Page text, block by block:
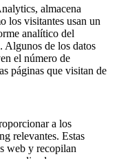
almacena
los visitantes usan un
analítico del
Algunos de los datos
el número de
páginas que visitan de
a los
relevantes. Estas
web y recopilan